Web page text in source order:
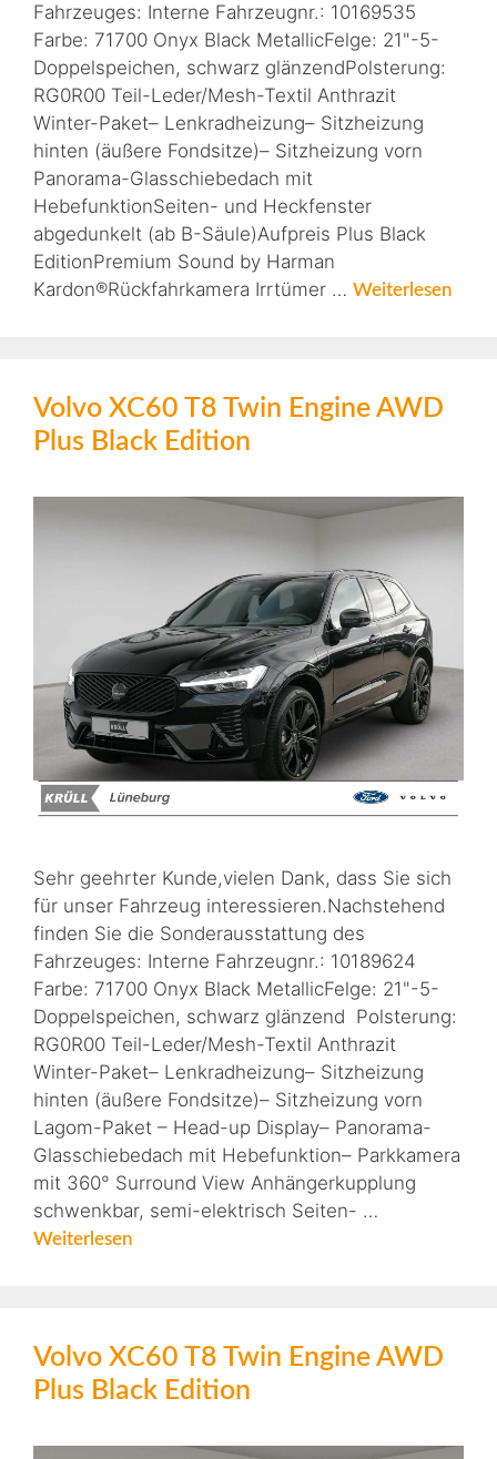
Fahrzeuges: Interne Fahrzeugnr.: 10169535
Farbe: 71700 Onyx Black MetallicFelge: 21"-5-
Doppelspeichen, schwarz glänzendPolsterung:
RG0R00 Teil-Leder/Mesh-Textil Anthrazit
Winter-Paket– Lenkradheizung– Sitzheizung
hinten (äußere Fondsitze)– Sitzheizung vorn
Panorama-Glasschiebedach mit
HebefunktionSeiten- und Heckfenster
abgedunkelt (ab B-Säule)Aufpreis Plus Black
EditionPremium Sound by Harman
Kardon®Rückfahrkamera Irrtümer … Weiterlesen
Volvo XC60 T8 Twin Engine AWD
Plus Black Edition
Sehr geehrter Kunde,vielen Dank, dass Sie sich
für unser Fahrzeug interessieren.Nachstehend
finden Sie die Sonderausstattung des
Fahrzeuges: Interne Fahrzeugnr.: 10189624
Farbe: 71700 Onyx Black MetallicFelge: 21"-5-
Doppelspeichen, schwarz glänzend Polsterung:
RG0R00 Teil-Leder/Mesh-Textil Anthrazit
Winter-Paket– Lenkradheizung– Sitzheizung
hinten (äußere Fondsitze)– Sitzheizung vorn
Lagom-Paket – Head-up Display– Panorama-
Glasschiebedach mit Hebefunktion– Parkkamera
mit 360° Surround View Anhängerkupplung
schwenkbar, semi-elektrisch Seiten- …
Weiterlesen
Volvo XC60 T8 Twin Engine AWD
Plus Black Edition